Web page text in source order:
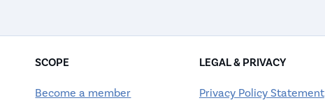
SCOPE
Become a member
LEGAL & PRIVACY
Privacy Policy Statement